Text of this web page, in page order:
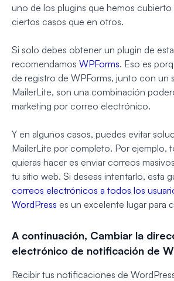
uno de los plugins que hemos cubierto
ciertos casos que en otros.
Si solo debes obtener un plugin de
recomendamos WPForms. Eso es
de registro de WPForms, junto con un
MailerLite, son una combinación
marketing por correo electrónico.
Y en algunos casos, puedes evitar
MailerLite por completo. Por ejemplo,
quieras hacer es enviar correos
tu sitio web. Si deseas intentarlo, esta
correos electrónicos a todos los
WordPress es un excelente lugar para
A continuación, Cambiar la
electrónico de notificación de
Recibir tus notificaciones de